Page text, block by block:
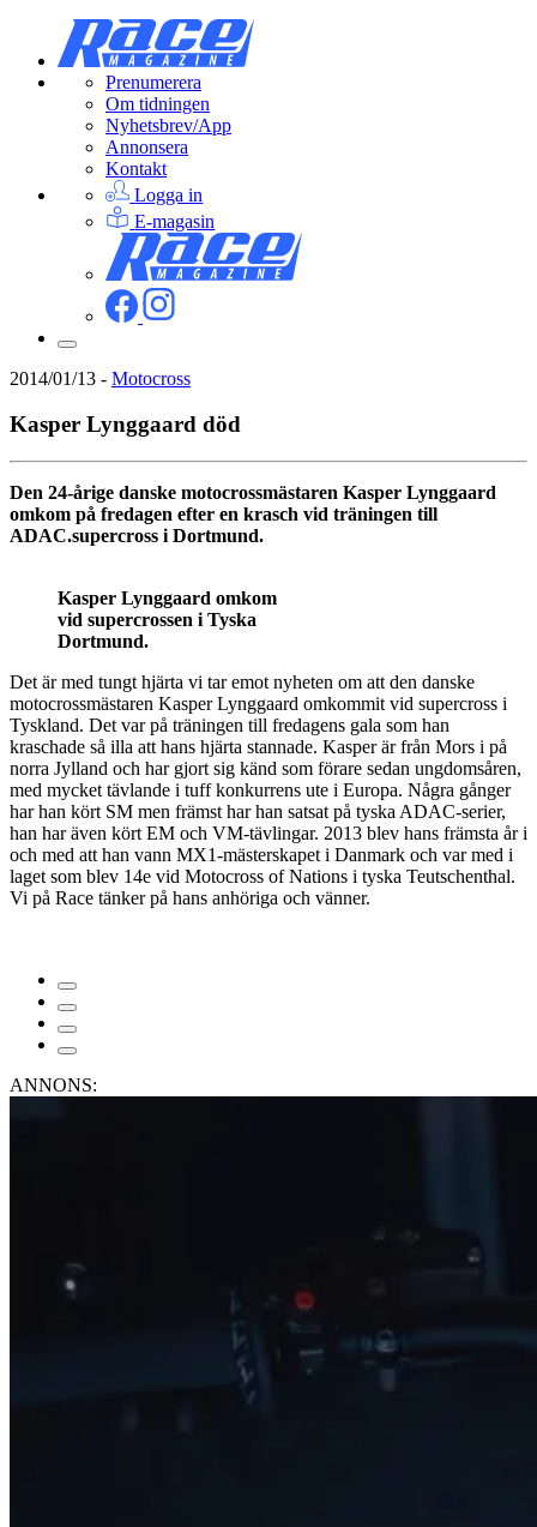
Prenumerera
Om tidningen
Nyhetsbrev/App
Annonsera
Kontakt
Logga in
E-magasin
2014/01/13 - Motocross
Kasper Lynggaard död
Den 24-årige danske motocrossmästaren Kasper Lynggaard
omkom på fredagen efter en krasch vid träningen till
ADAC.supercross i Dortmund.
Kasper Lynggaard omkom
vid supercrossen i Tyska
Dortmund.
Det är med tungt hjärta vi tar emot nyheten om att den danske
motocrossmästaren Kasper Lynggaard omkommit vid supercross i
Tyskland. Det var på träningen till fredagens gala som han
kraschade så illa att hans hjärta stannade. Kasper är från Mors i på
norra Jylland och har gjort sig känd som förare sedan ungdomsåren,
med mycket tävlande i tuff konkurrens ute i Europa. Några gånger
har han kört SM men främst har han satsat på tyska ADAC-serier,
han har även kört EM och VM-tävlingar. 2013 blev hans främsta år i
och med att han vann MX1-mästerskapet i Danmark och var med i
laget som blev 14e vid Motocross of Nations i tyska Teutschenthal.
Vi på Race tänker på hans anhöriga och vänner.
ANNONS: